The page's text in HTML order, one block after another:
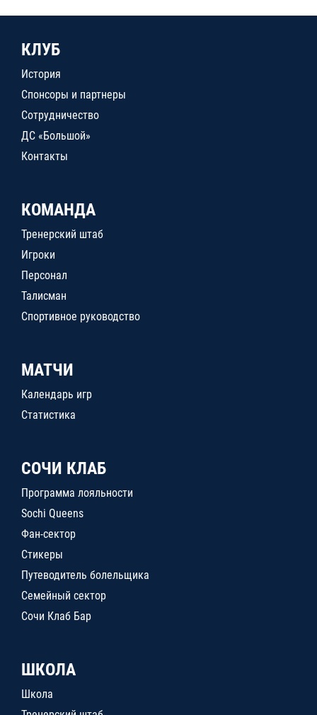
КЛУБ
История
Спонсоры и партнеры
Сотрудничество
ДС «Большой»
Контакты
КОМАНДА
Тренерский штаб
Игроки
Персонал
Талисман
Спортивное руководство
МАТЧИ
Календарь игр
Статистика
СОЧИ КЛАБ
Программа лояльности
Sochi Queens
Фан-сектор
Стикеры
Путеводитель болельщика
Семейный сектор
Сочи Клаб Бар
ШКОЛА
Школа